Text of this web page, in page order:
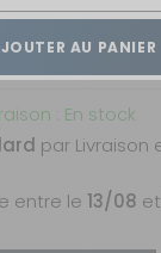
AU PANIER
: En stock
par Livraison
entre le 13/08